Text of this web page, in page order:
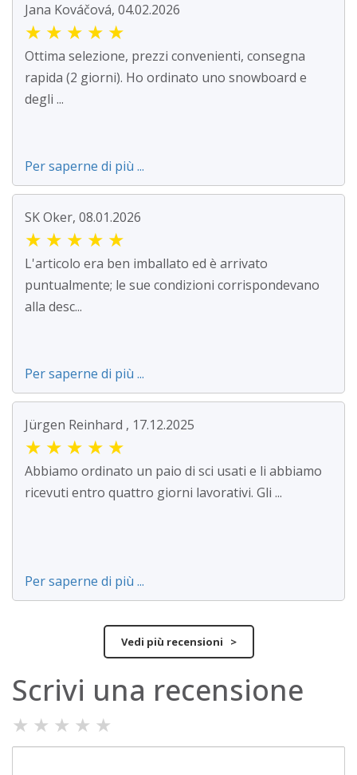
Jana Kováčová, 04.02.2026
★ ★ ★ ★ ★
Ottima selezione, prezzi convenienti, consegna
rapida (2 giorni). Ho ordinato uno snowboard e
degli ...
Per saperne di più ...
SK Oker, 08.01.2026
★ ★ ★ ★ ★
L'articolo era ben imballato ed è arrivato
puntualmente; le sue condizioni corrispondevano
alla desc...
Per saperne di più ...
Jürgen Reinhard , 17.12.2025
★ ★ ★ ★ ★
Abbiamo ordinato un paio di sci usati e li abbiamo
ricevuti entro quattro giorni lavorativi. Gli ...
Per saperne di più ...
Vedi più recensioni >
Scrivi una recensione
★ ★ ★ ★ ★